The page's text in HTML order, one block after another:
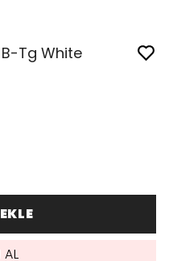
B-Tg White
AL